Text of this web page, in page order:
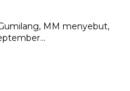
MM menyebut,